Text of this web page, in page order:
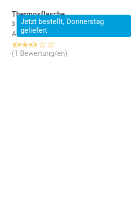
Jetzt bestellt, Donnerstag
geliefert
Thermosflasche
3 Varianten
Ab 23,95
(1 Bewertung/en)